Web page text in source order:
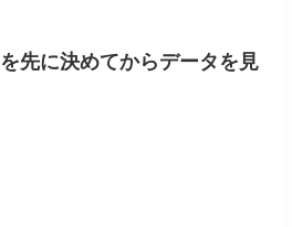
先に決めてからデータを見